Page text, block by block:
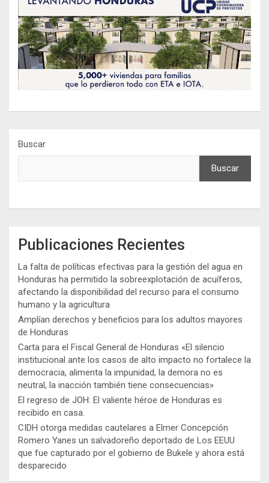
Buscar
Buscar
Publicaciones Recientes
La falta de políticas efectivas para la gestión del agua en
Honduras ha permitido la sobreexplotación de acuíferos,
afectando la disponibilidad del recurso para el consumo
humano y la agricultura
Amplían derechos y beneficios para los adultos mayores
de Honduras
Carta para el Fiscal General de Honduras «El silencio
institucional ante los casos de alto impacto no fortalece la
democracia, alimenta la impunidad, la demora no es
neutral, la inacción también tiene consecuencias»
El regreso de JOH: El valiente héroe de Honduras es
recibido en casa.
CIDH otorga medidas cautelares a Elmer Concepción
Romero Yanes un salvadoreño deportado de Los EEUU
que fue capturado por el gobierno de Bukele y ahora está
desparecido